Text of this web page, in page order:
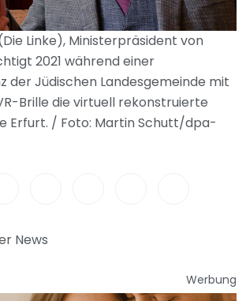
Linke), Ministerpräsident von
2021 während einer
der Jüdischen Landesgemeinde mit
Brille die virtuell rekonstruierte
Erfurt. / Foto: Martin Schutt/dpa-
News
Werbung